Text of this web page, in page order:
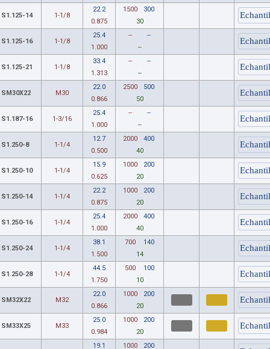
S1.125-14 1-1/8
22.2
0.875
1500
300
30
S1.125-16 1-1/8
25.4
1.000
--
--
--
S1.125-21 1-1/8
33.4
1.313
--
--
--
SM30X22 M30
22.0
0.866
2500
500
50
S1.187-16 1-3/16
25.4
1.000
--
--
--
S1.250-8 1-1/4
12.7
0.500
2000
400
40
S1.250-10 1-1/4
15.9
0.625
1000
200
20
S1.250-14 1-1/4
22.2
0.875
1000
200
20
S1.250-16 1-1/4
25.4
1.000
2000
400
40
S1.250-24 1-1/4
38.1
1.500
700
140
14
S1.250-28 1-1/4
44.5
1.750
500
100
10
SM32X22 M32
22.0
0.866
1000
200
20
SM33X25 M33
25.0
0.984
1000
200
20
19.1
1000
200